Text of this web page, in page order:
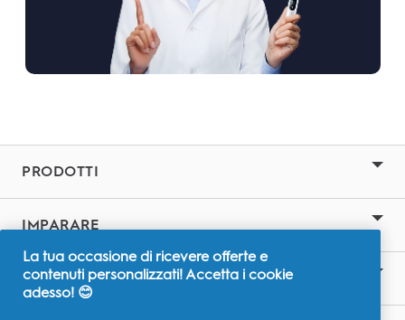
PRODOTTI
IMPARARE
SITI CORRELATI
La tua occasione di ricevere offerte e
contenuti personalizzati! Accetta i cookie
adesso! 😊